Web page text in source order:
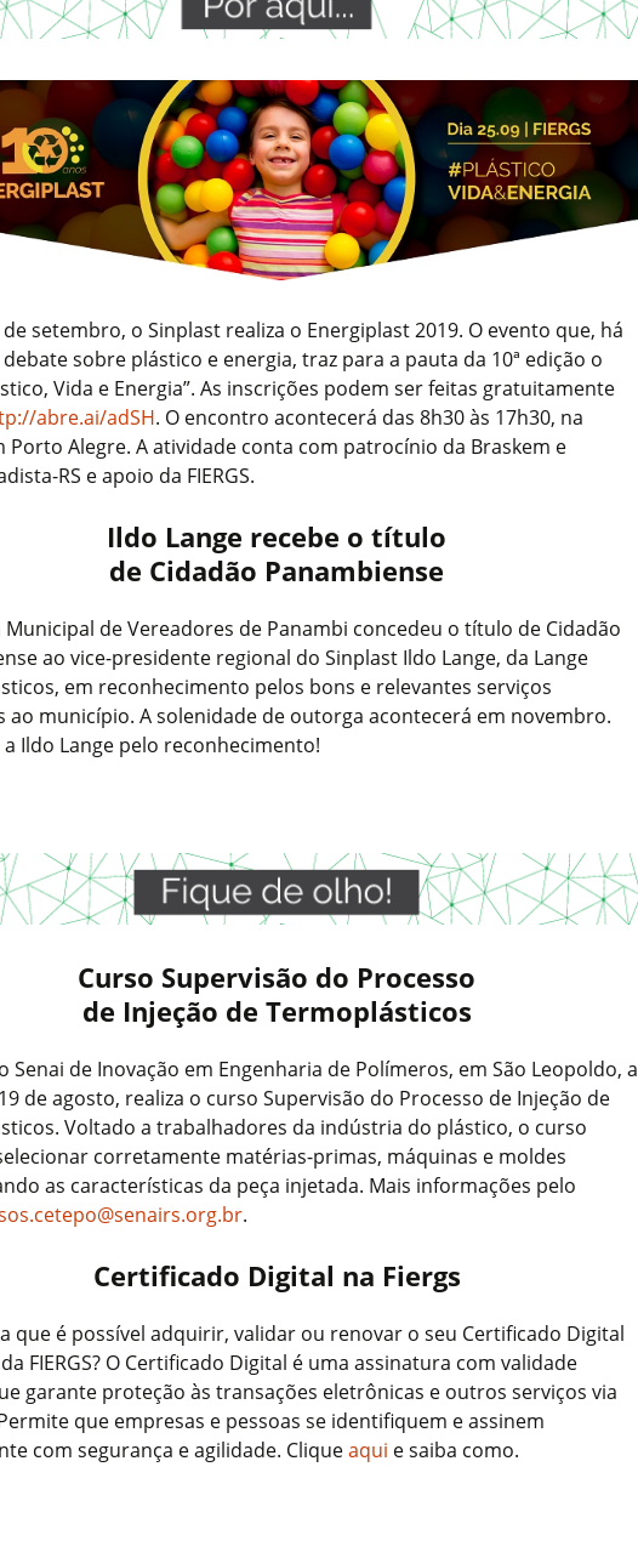
setembro, o Sinplast realiza o Energiplast 2019. O evento que, há
debate sobre plástico e energia, traz para a pauta da 10ª edição o
Vida e Energia”. As inscrições podem ser feitas gratuitamente
abre.ai/adSH. O encontro acontecerá das 8h30 às 17h30, na
Porto Alegre. A atividade conta com patrocínio da Braskem e
RS e apoio da FIERGS.
Ildo Lange recebe o título
de Cidadão Panambiense
Municipal de Vereadores de Panambi concedeu o título de Cidadão
ao vice-presidente regional do Sinplast Ildo Lange, da Lange
em reconhecimento pelos bons e relevantes serviços
ao município. A solenidade de outorga acontecerá em novembro.
a Ildo Lange pelo reconhecimento!
Curso Supervisão do Processo
de Injeção de Termoplásticos
Senai de Inovação em Engenharia de Polímeros, em São Leopoldo, a
de agosto, realiza o curso Supervisão do Processo de Injeção de
Voltado a trabalhadores da indústria do plástico, o curso
corretamente matérias-primas, máquinas e moldes
as características da peça injetada. Mais informações pelo
.
Certificado Digital na Fiergs
que é possível adquirir, validar ou renovar o seu Certificado Digital
FIERGS? O Certificado Digital é uma assinatura com validade
garante proteção às transações eletrônicas e outros serviços via
que empresas e pessoas se identifiquem e assinem
com segurança e agilidade. Cliqueaqui e saiba como.